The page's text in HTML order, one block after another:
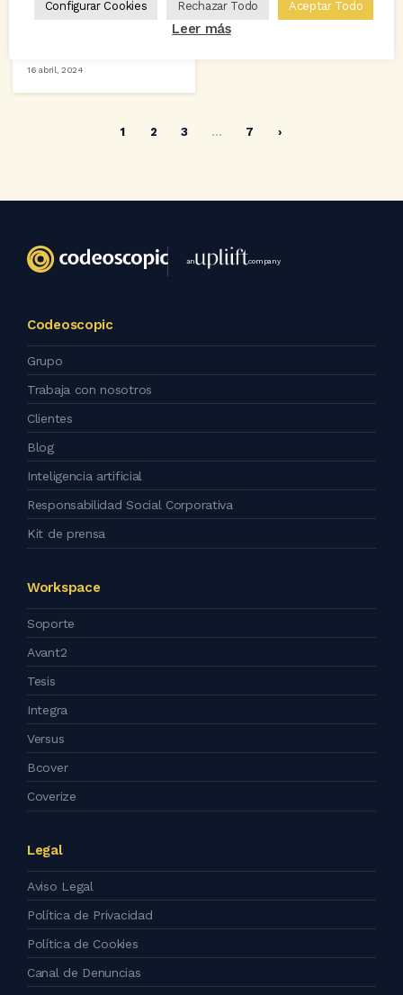
avances tecnológicos ante
16 abril, 2024
1 2 3 … 7 ›
an company
Codeoscopic
Grupo
Trabaja con nosotros
Clientes
Blog
Inteligencia artificial
Responsabilidad Social Corporativa
Kit de prensa
Workspace
Soporte
Avant2
Tesis
Integra
Versus
Bcover
Coverize
Legal
Aviso Legal
Política de Privacidad
Política de Cookies
Canal de Denuncias
Configurar Cookies Rechazar Todo Aceptar Todo
Leer más